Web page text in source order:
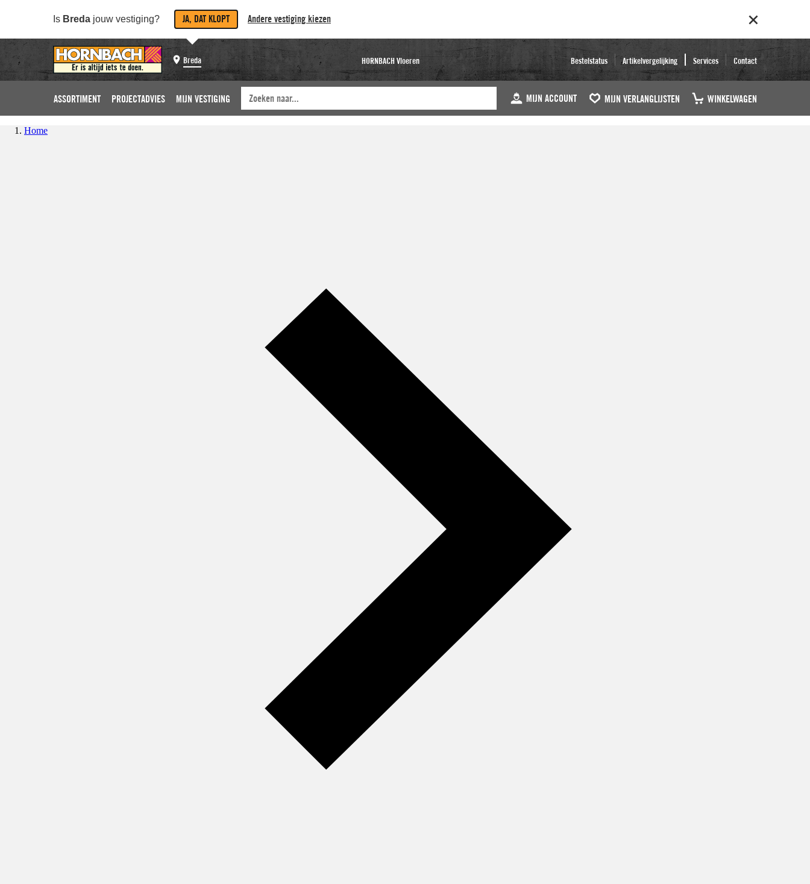
Is Breda jouw vestiging? JA, DAT KLOPT Andere vestiging kiezen
Breda HORNBACH Vloeren Bestelstatus Artikelvergelijking Services Contact
ASSORTIMENT PROJECTADVIES MIJN VESTIGING MIJN ACCOUNT MIJN VERLANGLIJSTEN WINKELWAGEN
Home